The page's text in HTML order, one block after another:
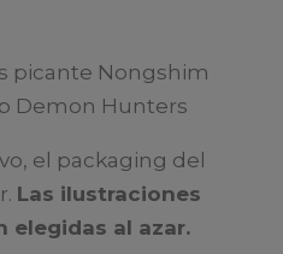
picante Nongshim
Demon Hunters
el packaging del
Las ilustraciones
elegidas al azar.